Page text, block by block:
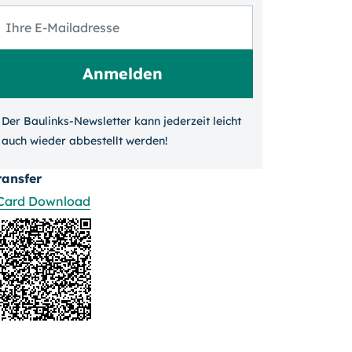
Der Baulinks-Newsletter kann jeder­zeit leicht
auch wieder ab­bestellt werden!
Download